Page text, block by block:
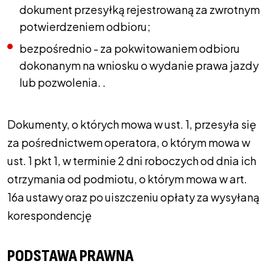
dokument przesyłką rejestrowaną za zwrotnym
potwierdzeniem odbioru;
bezpośrednio - za pokwitowaniem odbioru
dokonanym na wniosku o wydanie prawa jazdy
lub pozwolenia. .
Dokumenty, o których mowa w ust. 1, przesyła się
za pośrednictwem operatora, o którym mowa w
ust. 1 pkt 1, w terminie 2 dni roboczych od dnia ich
otrzymania od podmiotu, o którym mowa w art.
16a ustawy oraz po uiszczeniu opłaty za wysyłaną
korespondencję
PODSTAWA PRAWNA